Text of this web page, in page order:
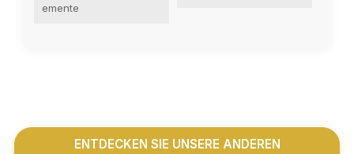
Emente
ENTDECKEN SIE UNSERE ANDEREN